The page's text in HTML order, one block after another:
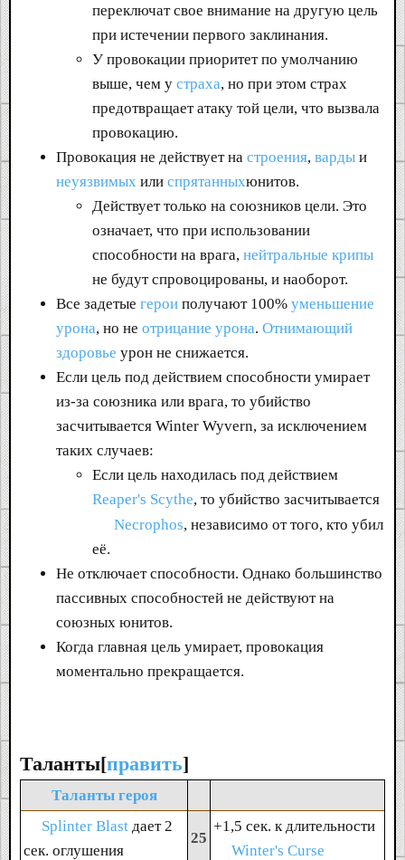
переключат свое внимание на другую цель
при истечении первого заклинания.
У провокации приоритет по умолчанию
выше, чем у страха, но при этом страх
предотвращает атаку той цели, что вызвала
провокацию.
Провокация не действует на строения, варды и
неуязвимых или спрятанныхюнитов.
Действует только на союзников цели. Это
означает, что при использовании
способности на врага, нейтральные крипы
не будут спровоцированы, и наоборот.
Все задетые герои получают 100% уменьшение
урона, но не отрицание урона. Отнимающий
здоровье урон не снижается.
Если цель под действием способности умирает
из-за союзника или врага, то убийство
засчитывается Winter Wyvern, за исключением
таких случаев:
Если цель находилась под действием
Reaper's Scythe, то убийство засчитывается
Necrophos, независимо от того, кто убил
её.
Не отключает способности. Однако большинство
пассивных способностей не действуют на
союзных юнитов.
Когда главная цель умирает, провокация
моментально прекращается.
Таланты[править]
Таланты героя
Splinter Blast дает 2
сек. оглушения
25
+1,5 сек. к длительности
Winter's Curse